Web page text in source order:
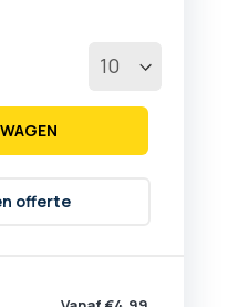
offerte